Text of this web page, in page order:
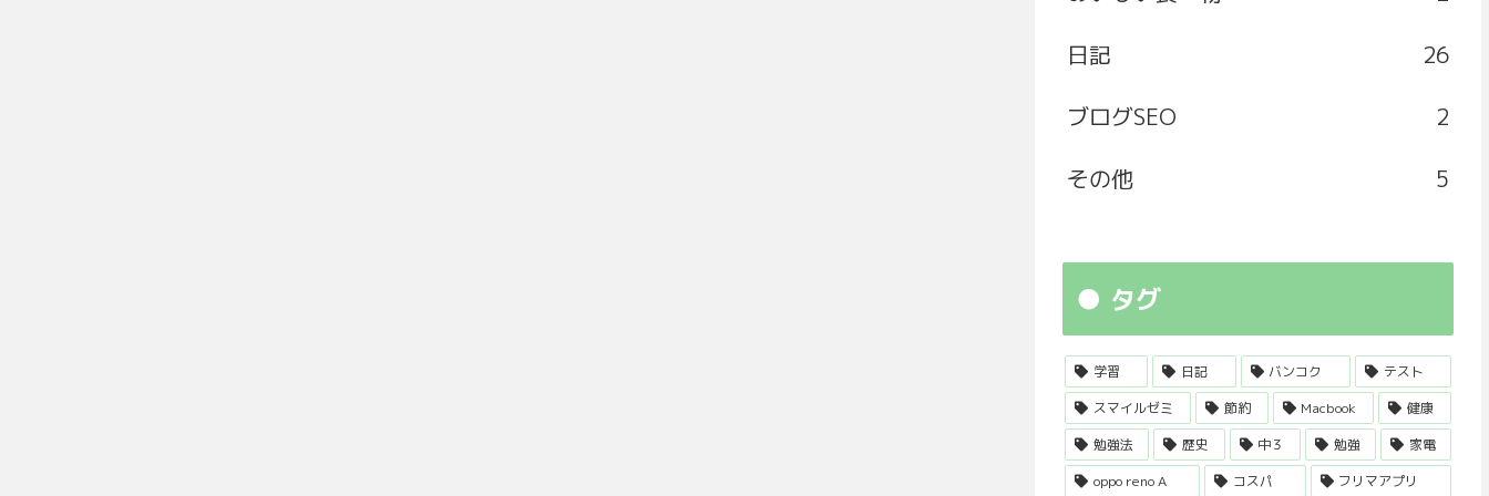
日記
26
ブログSEO
2
その他
5
タグ
学習 日記 バンコク
テスト
スマイルゼミ
節約 Macbook
健康
勉強法
歴史 中３ 勉強
家電
oppo reno A
コスパ フリマアプリ